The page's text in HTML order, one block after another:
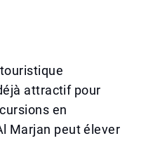
attractif pour
en
Marjan peut élever